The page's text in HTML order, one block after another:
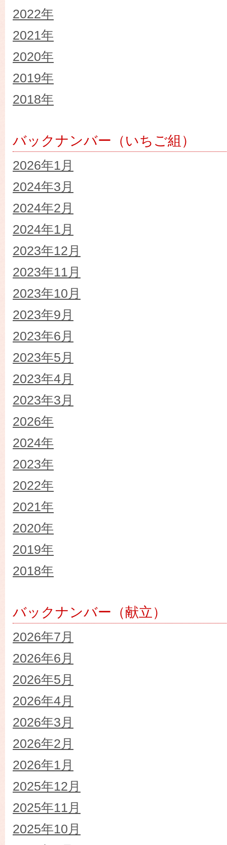
2022年
2021年
2020年
2019年
2018年
バックナンバー（いちご組）
2026年1月
2024年3月
2024年2月
2024年1月
2023年12月
2023年11月
2023年10月
2023年9月
2023年6月
2023年5月
2023年4月
2023年3月
2026年
2024年
2023年
2022年
2021年
2020年
2019年
2018年
バックナンバー（献立）
2026年7月
2026年6月
2026年5月
2026年4月
2026年3月
2026年2月
2026年1月
2025年12月
2025年11月
2025年10月